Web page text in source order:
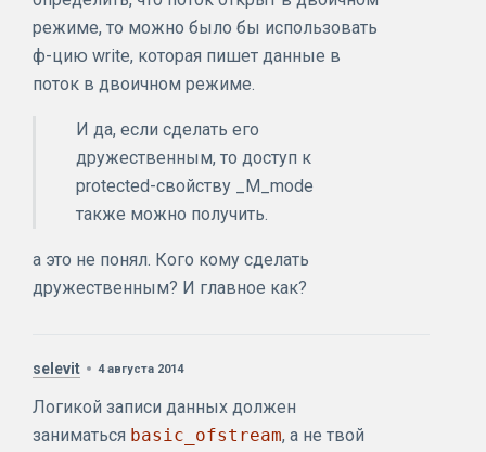
режиме, то можно было бы использовать
ф-цию write, которая пишет данные в
поток в двоичном режиме.
И да, если сделать его
дружественным, то доступ к
protected-свойству _M_mode
также можно получить.
а это не понял. Кого кому сделать
дружественным? И главное как?
selevit 4 августа 2014
Логикой записи данных должен
заниматься basic_ofstream, а не твой